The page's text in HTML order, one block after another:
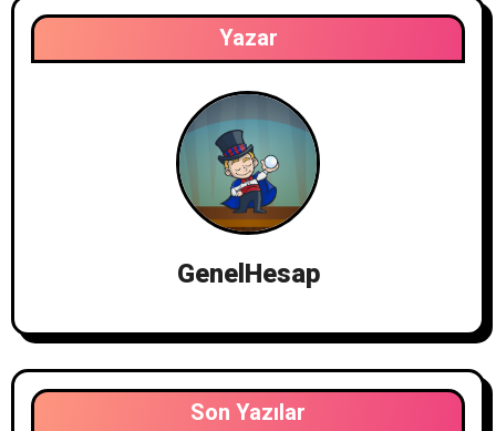
Yazar
GenelHesap
Son Yazılar